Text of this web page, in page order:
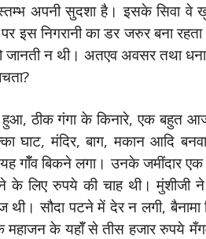
स्तम्भ अपनी सुदशा है। इसके सिवा
पर इस निगरानी का डर जरुर बना
जानती न थी। अतएव अवसर तथा
हुआ, ठीक गंगा के किनारे, एक बहुत
घाट, मंदिर, बाग, मकान आदि
गॉँव बिकने लगा। उनके जमींदार
लिए रुपये की चाह थी। मुंशीजी
सौदा पटने में देर न लगी,
के यहॉँ से तीस हजार रुपये